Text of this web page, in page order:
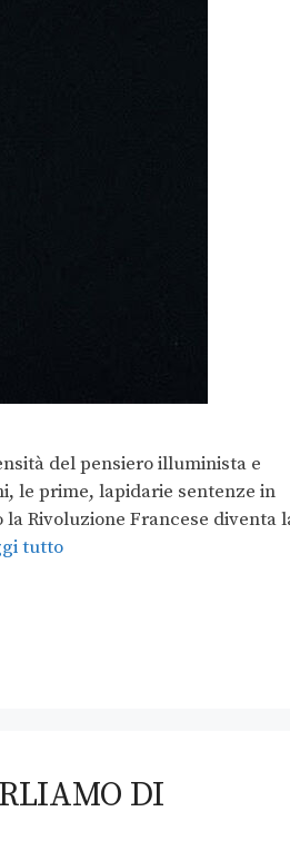
del pensiero illuminista e
le prime, lapidarie sentenze in
la Rivoluzione Francese diventa
tutto
DI